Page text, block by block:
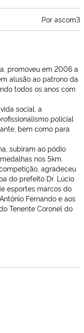
Por ascom3
promoveu em 2006 a
alusão ao patrono da
todos os anos com
social, a
policial
bem como para
subiram ao pódio
nos 5km.
agradeceu
do prefeito Dr. Lúcio
esportes marcos do
Fernando e aos
Tenente Coronel do